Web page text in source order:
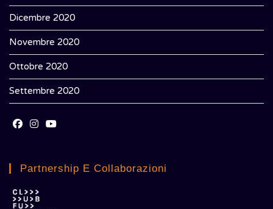
Dicembre 2020
Novembre 2020
Ottobre 2020
Settembre 2020
tab
a
tab
a
Partnership E Collaborazioni